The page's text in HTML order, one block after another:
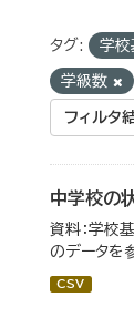
タグ: 学校
学級数
フィルタ
中学校の
資料：学校
のデータを
CSV